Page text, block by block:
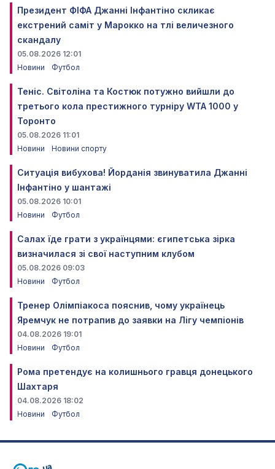
Президент ФІФА Джанні Інфантіно скликає
екстрений саміт у Марокко на тлі величезного
скандалу
05.08.2026 12:01
Новини
Футбол
Теніс. Світоліна та Костюк потужно вийшли до
третього кола престижного турніру WTA 1000 у
Торонто
05.08.2026 11:01
Новини
Новини спорту
Ситуація вибухова! Йорданія звинуватила Джанні
Інфантіно у шантажі
05.08.2026 10:01
Новини
Футбол
Салах їде грати з українцями: єгипетська зірка
визначилася зі свої наступним клубом
05.08.2026 09:03
Новини
Футбол
Тренер Олімпіакоса пояснив, чому українець
Яремчук не потрапив до заявки на Лігу чемпіонів
04.08.2026 19:01
Новини
Футбол
Рома претендує на колишнього гравця донецького
Шахтаря
04.08.2026 18:02
Новини
Футбол